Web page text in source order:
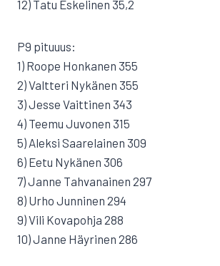
12) Tatu Eskelinen 35,2
P9 pituuus:
1) Roope Honkanen 355
2) Valtteri Nykänen 355
3) Jesse Vaittinen 343
4) Teemu Juvonen 315
5) Aleksi Saarelainen 309
6) Eetu Nykänen 306
7) Janne Tahvanainen 297
8) Urho Junninen 294
9) Vili Kovapohja 288
10) Janne Häyrinen 286